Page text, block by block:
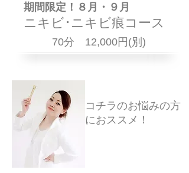
期間限定！８月・９月
ニキビ･ニキビ痕コース
70分 12,000円(別)
コチラのお悩みの方
におススメ！